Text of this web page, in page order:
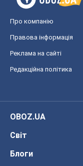
Про компанію
Правова інформація
Реклама на сайті
Редакційна політика
OBOZ.UA
Світ
Блоги